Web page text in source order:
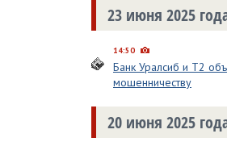
23 июня 2025
14:50
Банк Уралсиб и Т2
мошенничеству
20 июня 2025